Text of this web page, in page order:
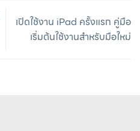
เปิดใช้งาน iPad ครั้งแรก คู่มือ
เริ่มต้นใช้งานสำหรับมือใหม่